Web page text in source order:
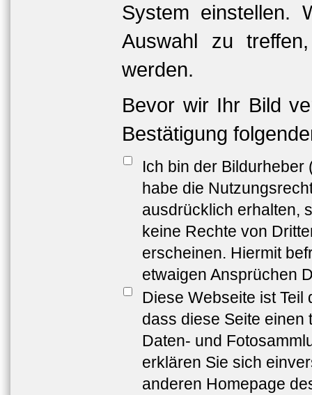
System einstellen.
Auswahl zu
werden.
Bevor wir Ihr Bild
Bestätigung
Ich bin der
habe die
ausdrücklich erhalten,
keine Rechte von
erscheinen. Hiermit
etwaigen Ansprüchen
Diese Webseite ist Teil
dass diese Seite einen
Daten- und
erklären Sie sich
anderen Homepage